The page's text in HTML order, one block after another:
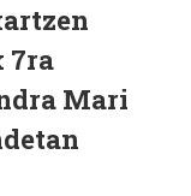
7ra
Mari